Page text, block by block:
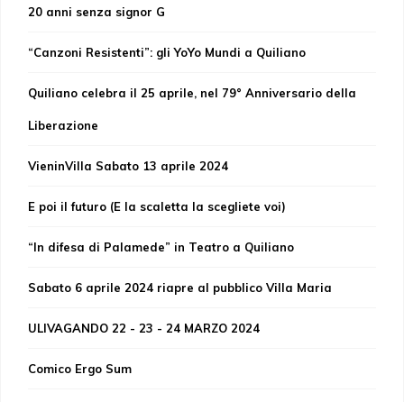
20 anni senza signor G
“Canzoni Resistenti”: gli YoYo Mundi a Quiliano
Quiliano celebra il 25 aprile, nel 79° Anniversario della
Liberazione
VieninVilla Sabato 13 aprile 2024
E poi il futuro (E la scaletta la scegliete voi)
“In difesa di Palamede” in Teatro a Quiliano
Sabato 6 aprile 2024 riapre al pubblico Villa Maria
ULIVAGANDO 22 - 23 - 24 MARZO 2024
Comico Ergo Sum